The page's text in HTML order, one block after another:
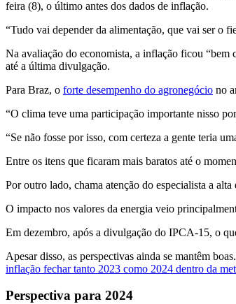
feira (8), o último antes dos dados de inflação.
“Tudo vai depender da alimentação, que vai ser o
Na avaliação do economista, a inflação ficou “bem
até a última divulgação.
Para Braz, o forte desempenho do agronegócio no
“O clima teve uma participação importante nisso
“Se não fosse por isso, com certeza a gente teria
Entre os itens que ficaram mais baratos até o
Por outro lado, chama atenção do especialista a alta
O impacto nos valores da energia veio
Em dezembro, após a divulgação do IPCA-15, o
Apesar disso, as perspectivas ainda se mantêm
inflação fechar tanto 2023 como 2024 dentro da
Perspectiva para 2024